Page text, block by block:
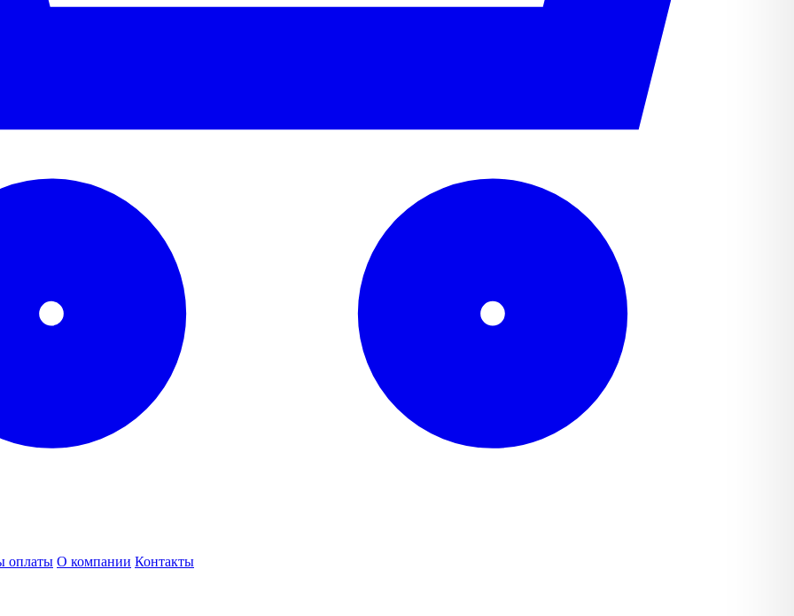
оплаты О компании Контакты